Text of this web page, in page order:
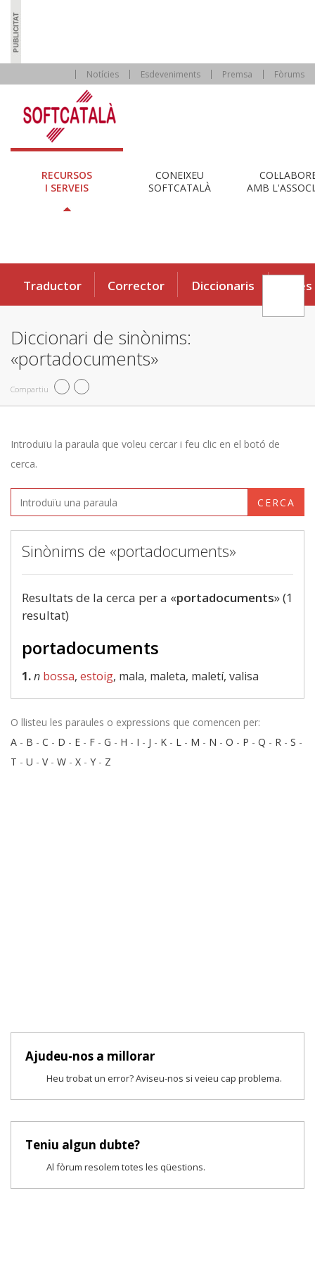
Notícies Esdeveniments Premsa Fòrums
RECURSOS
I SERVEIS
CONEIXEU
SOFTCATALÀ
AMB
Traductor Corrector Diccionaris Eines
Diccionari de sinònims:
«portadocuments»
Compartiu
Introduïu la paraula que voleu cercar i feu clic en el botó de
cerca.
CERCA
Sinònims de «portadocuments»
Resultats de la cerca per a «portadocuments» (1
resultat)
portadocuments
1.n bossa, estoig, mala, maleta, maletí, valisa
O llisteu les paraules o expressions que comencen per:
A - B - C - D - E - F - G - H - I - J - K - L - M - N - O - P - Q - R - S -
T - U - V- W - X - Y - Z
Ajudeu-nos a millorar
Heu trobat un error? Aviseu-nos si veieu cap problema.
Teniu algun dubte?
Al fòrum resolem totes les qüestions.